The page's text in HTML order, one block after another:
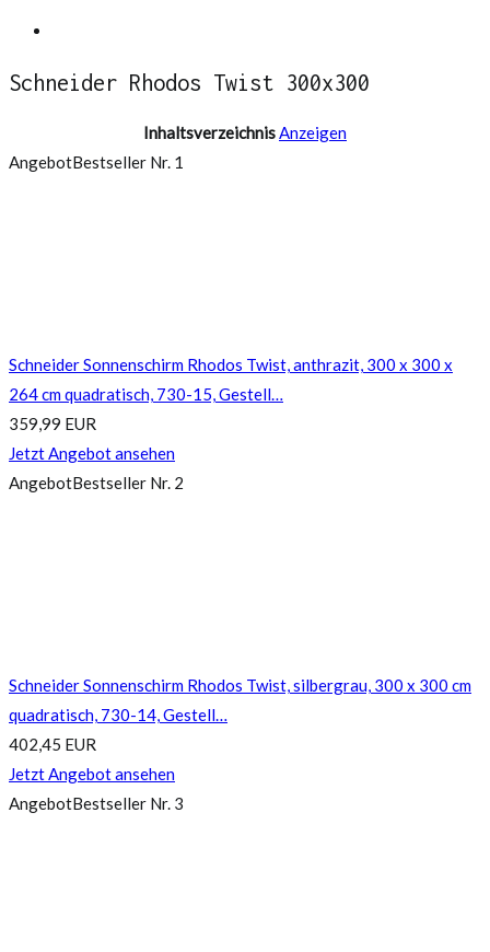
Springe
Inhalt
Schneider Rhodos Twist 300x300
InhaltsverzeichnisAnzeigen
AngebotBestseller Nr. 1
Schneider Sonnenschirm Rhodos Twist, anthrazit, 300 x 300 x
264 cm quadratisch, 730-15, Gestell…
359,99 EUR
Jetzt Angebot ansehen
AngebotBestseller Nr. 2
Schneider Sonnenschirm Rhodos Twist, silbergrau, 300 x 300 cm
quadratisch, 730-14, Gestell…
402,45 EUR
Jetzt Angebot ansehen
AngebotBestseller Nr. 3